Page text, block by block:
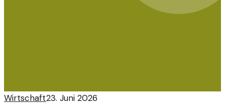
Wirtschaft23. Juni 2026